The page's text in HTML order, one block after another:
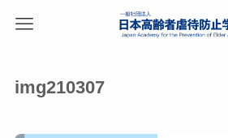
img210307